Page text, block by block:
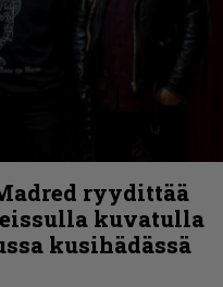
ryydittää
kuvatulla
kusihädässä